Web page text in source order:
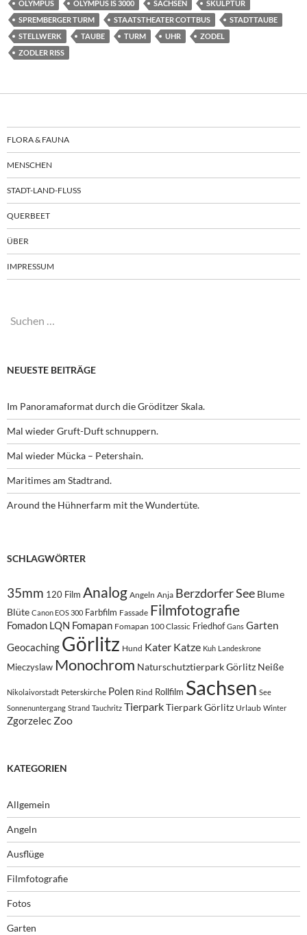
OLYMPUS OLYMPUS IS 3000 SACHSEN
SKULPTUR
SPREMBERGER TURM
STAATSTHEATER COTTBUS
STADTTAUBE
STELLWERK
TAUBE TURM UHR
ZODEL
ZODLER RISS
FLORA & FAUNA
MENSCHEN
STADT-LAND-FLUSS
QUERBEET
ÜBER
IMPRESSUM
Suchen
NEUESTE BEITRÄGE
Im Panoramaformat durch die Gröditzer Skala.
Mal wieder Gruft-Duft schnuppern.
Mal wieder Mücka – Petershain.
Maritimes am Stadtrand.
Around the Hühnerfarm mit the Wundertüte.
SCHLAGWÖRTER
35mm 120 Film Analog Angeln Anja Berzdorfer See Blume
Blüte Canon EOS 300 Farbfilm Fassade Filmfotografie
Fomadon LQN Fomapan Fomapan 100 Classic Friedhof Gans Garten
Geocaching Görlitz Hund Kater Katze Kuh Landeskrone
Mieczyslaw Monochrom Naturschutztierpark Görlitz Neiße
Nikolaivorstadt Peterskirche Polen Rind Rollfilm Sachsen See
Sonnenuntergang Strand Tauchritz TierparkTierpark Görlitz Urlaub Winter
Zgorzelec Zoo
KATEGORIEN
Allgemein
Angeln
Ausflüge
Filmfotografie
Fotos
Garten